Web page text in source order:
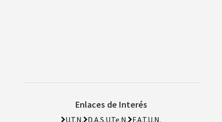
Enlaces de Interés
U.T.N. D.A.S.U.Te.N. F.A.T.U.N.